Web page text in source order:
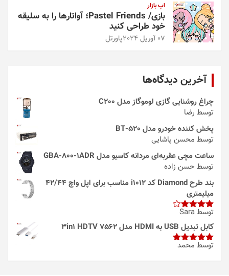
اپ بازار
بازی/ Pastel Friends؛ آواتارها را به سلیقه
خود طراحی کنید
07 آوریل 2024 پاورتل
آخرین دیدگاه‌ها
چراغ روشنایی گازی لوموگاز مدل C200
توسط رضا
پخش کننده خودرو مدل 520-BT
توسط محسن پاشایی
ساعت مچی عقربه‌ای مردانه کاسیو مدل GBA-800-1ADR
توسط حسن زاده
بند طرح Diamond کد i1012 مناسب برای اپل واچ 42/44
میلیمتری
امتیاز4
از 5
توسط Sara
کابل تبدیل USB به HDMI مدل 3in1 HDTV 7562
امتیاز5از
توسط محمد